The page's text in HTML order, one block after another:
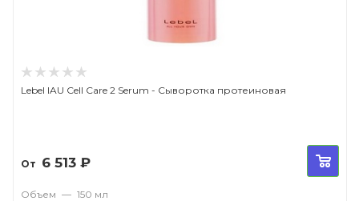
Lebel IAU Cell Care 2 Serum - Сыворотка протеиновая
От 6 513 ₽
Объем — 150 мл